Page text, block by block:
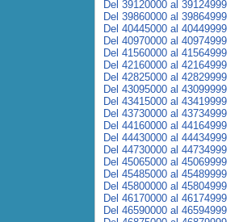
Del 39120000 al 39124999
Del 39860000 al 39864999
Del 40445000 al 40449999
Del 40970000 al 40974999
Del 41560000 al 41564999
Del 42160000 al 42164999
Del 42825000 al 42829999
Del 43095000 al 43099999
Del 43415000 al 43419999
Del 43730000 al 43734999
Del 44160000 al 44164999
Del 44430000 al 44434999
Del 44730000 al 44734999
Del 45065000 al 45069999
Del 45485000 al 45489999
Del 45800000 al 45804999
Del 46170000 al 46174999
Del 46590000 al 46594999